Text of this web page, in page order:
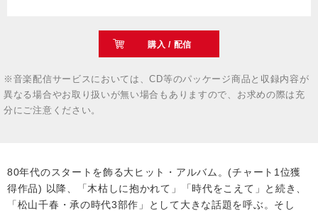
購入 / 配信
※音楽配信サービスにおいては、CD等のパッケージ商品と収録内容が
異なる場合やお取り扱いが無い場合もありますので、お求めの際は充
分にご注意ください。
80年代のスタートを飾る大ヒット・アルバム。(チャート1位獲
得作品) 以降、「木枯しに抱かれて」「時代をこえて」と続き、
「松山千春・承の時代3部作」として大きな話題を呼ぶ。そし